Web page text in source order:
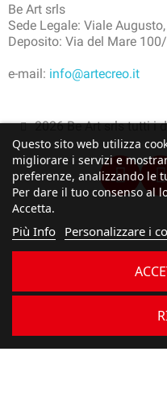
Be Art srls
Sede Legale: Viale
Deposito: Via del Mare
e-mail: info@artecreo.it
2026 Be Art srls tutti i
Questo sito web utilizza
migliorare i servizi e
preferenze, analizzando le
Per dare il tuo consenso al
Accetta.
Più Info Personalizzare i